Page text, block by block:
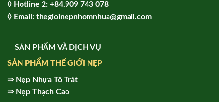
◊ Hot line 2: +84.909 743 078
◊ Email: thegioinepnhomnhua@gmail.com
SẢN PHẨM VÀ DỊCH VỤ
SẢN PHẨM THẾ GIỚI NẸP
⇒ Nẹp Nhựa Tô Trát
⇒ Nẹp Thạch Cao